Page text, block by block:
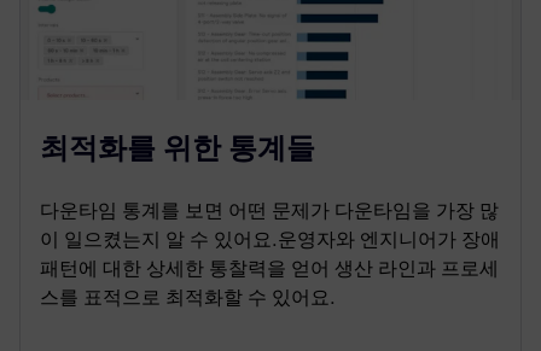
최적화를 위한 통계들
다운타임 통계를 보면 어떤 문제가 다운타임을 가장 많
이 일으켰는지 알 수 있어요.운영자와 엔지니어가 장애
패턴에 대한 상세한 통찰력을 얻어 생산 라인과 프로세
스를 표적으로 최적화할 수 있어요.